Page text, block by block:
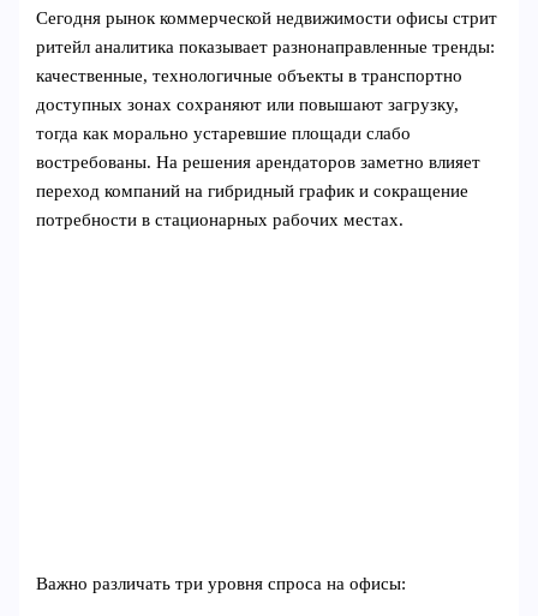
Сегодня рынок коммерческой недвижимости офисы стрит
ритейл аналитика показывает разнонаправленные тренды:
качественные, технологичные объекты в транспортно
доступных зонах сохраняют или повышают загрузку,
тогда как морально устаревшие площади слабо
востребованы. На решения арендаторов заметно влияет
переход компаний на гибридный график и сокращение
потребности в стационарных рабочих местах.
Важно различать три уровня спроса на офисы: